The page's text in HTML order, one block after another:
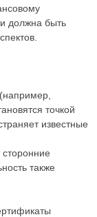
должна быть
точкой
известные
также